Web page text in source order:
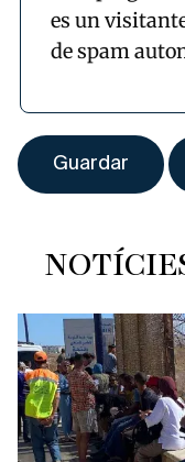
es un
de spam